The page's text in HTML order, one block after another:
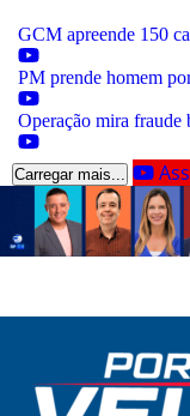
GCM apreende 150
PM prende homem
Operação mira
Carregar mais...